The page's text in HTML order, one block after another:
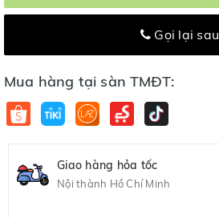
Gọi lại sau
Mua hàng tại sàn TMĐT:
Giao hàng hỏa tốc
Nội thành Hồ Chí Minh